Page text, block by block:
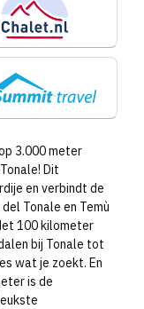
3.000 meter
Dit
en verbindt de
Tonale en Temù
100 kilometer
bij Tonale tot
wat je zoekt. En
is de